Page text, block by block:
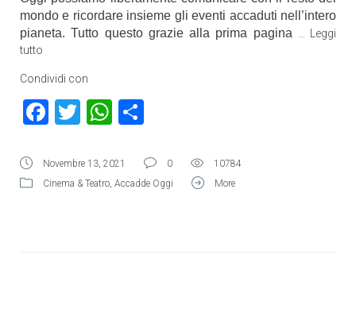
mondo e ricordare insieme gli eventi accaduti nell’intero
pianeta. Tutto questo grazie alla prima pagina
Leggi
tutto
Condividi con
Facebook
TwitterWhatsApp
Novembre 13, 2021 0
10784
Cinema & Teatro, Accadde Oggi More